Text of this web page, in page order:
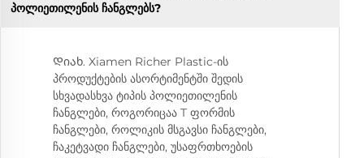
პოლიეთილენის ჩანგლებს?
Დიახ. Xiamen Richer Plastic-ის
პროდუქტების ასორტიმენტში შედის
სხვადასხვა ტიპის პოლიეთილენის
ჩანგლები, როგორიცაა T ფორმის
ჩანგლები, როლიკის მსგავსი ჩანგლები,
ჩაკეტვადი ჩანგლები, უსაფრთხოების